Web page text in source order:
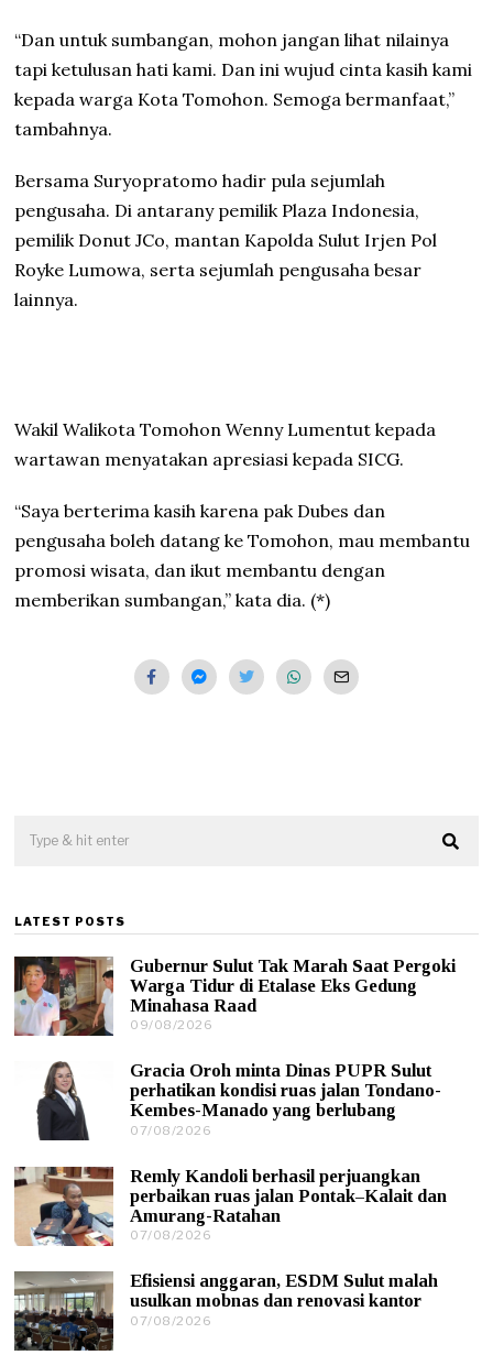
“Dan untuk sumbangan, mohon jangan lihat nilainya
tapi ketulusan hati kami. Dan ini wujud cinta kasih kami
kepada warga Kota Tomohon. Semoga bermanfaat,”
tambahnya.
Bersama Suryopratomo hadir pula sejumlah
pengusaha. Di antarany pemilik Plaza Indonesia,
pemilik Donut JCo, mantan Kapolda Sulut Irjen Pol
Royke Lumowa, serta sejumlah pengusaha besar
lainnya.
Wakil Walikota Tomohon Wenny Lumentut kepada
wartawan menyatakan apresiasi kepada SICG.
“Saya berterima kasih karena pak Dubes dan
pengusaha boleh datang ke Tomohon, mau membantu
promosi wisata, dan ikut membantu dengan
memberikan sumbangan,” kata dia. (*)
LATEST POSTS
Gubernur Sulut Tak Marah Saat Pergoki
Warga Tidur di Etalase Eks Gedung
Minahasa Raad
09/08/2026
0
8
/
6
Gracia Oroh minta Dinas PUPR Sulut
perhatikan kondisi ruas jalan Tondano-
Kembes-Manado yang berlubang
07/08/2026
0
8
/
6
Remly Kandoli berhasil perjuangkan
perbaikan ruas jalan Pontak–Kalait dan
Amurang-Ratahan
07/08/2026
0
8
Efisiensi anggaran, ESDM Sulut malah
usulkan mobnas dan renovasi kantor
07/08/2026